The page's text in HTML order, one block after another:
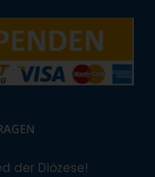
der Diözese!